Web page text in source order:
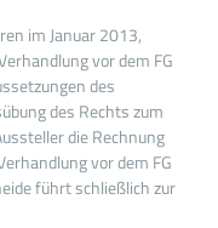
im Januar 2013,
vor dem FG
des
des Rechts zum
die Rechnung
vor dem FG
führt schließlich zur